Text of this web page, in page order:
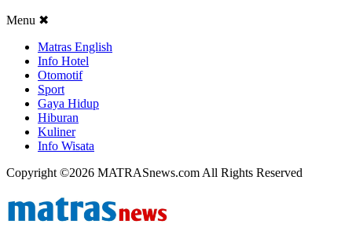
Menu ✖
Matras English
Info Hotel
Otomotif
Sport
Gaya Hidup
Hiburan
Kuliner
Info Wisata
Copyright ©2026 MATRASnews.com All Rights Reserved